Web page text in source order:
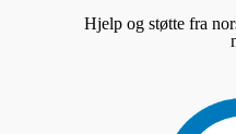
Hjelp og støtte fra